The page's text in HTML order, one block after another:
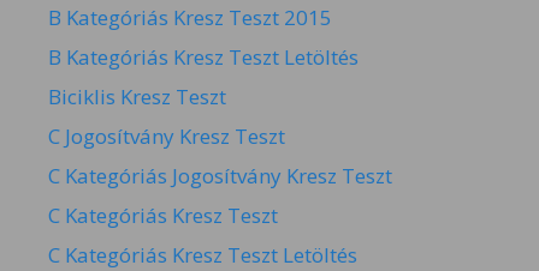
B Kategóriás Kresz Teszt 2015
B Kategóriás Kresz Teszt Letöltés
Biciklis Kresz Teszt
C Jogosítvány Kresz Teszt
C Kategóriás Jogosítvány Kresz Teszt
C Kategóriás Kresz Teszt
C Kategóriás Kresz Teszt Letöltés